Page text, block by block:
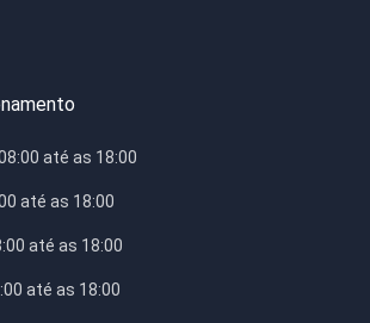
até as 18:00
até as 18:00
até as 18:00
até as 18:00